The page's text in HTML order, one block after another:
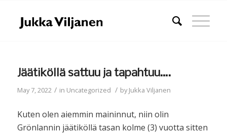
Jäätiköllä sattuu ja tapahtuu….
May 7, 2022 / in Uncategorized / byJukka Viljanen
Kuten olen aiemmin maininnut, niin olin
Grönlannin jäätiköllä tasan kolme (3) vuotta sitten